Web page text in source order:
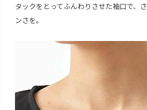
タックをとってふんわりさせた袖口で、
ンさを。